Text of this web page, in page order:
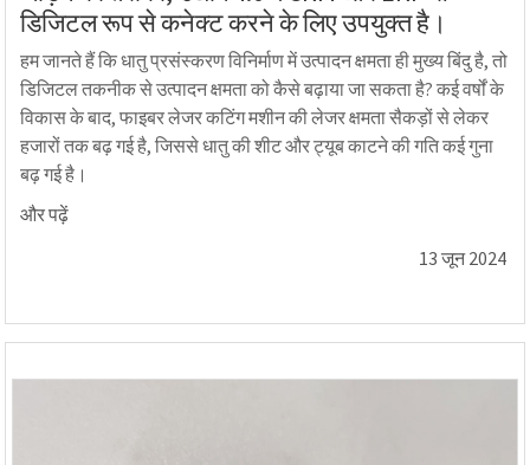
डिजिटल रूप से कनेक्ट करने के लिए उपयुक्त है।
हम जानते हैं कि धातु प्रसंस्करण विनिर्माण में उत्पादन क्षमता ही मुख्य बिंदु है, तो
डिजिटल तकनीक से उत्पादन क्षमता को कैसे बढ़ाया जा सकता है? कई वर्षों के
विकास के बाद, फाइबर लेजर कटिंग मशीन की लेजर क्षमता सैकड़ों से लेकर
हजारों तक बढ़ गई है, जिससे धातु की शीट और ट्यूब काटने की गति कई गुना
बढ़ गई है।
और पढ़ें
13 जून 2024